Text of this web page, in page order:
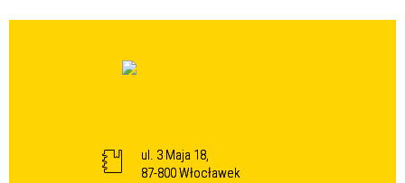
ul. 3 Maja 18,
87-800 Włocławek